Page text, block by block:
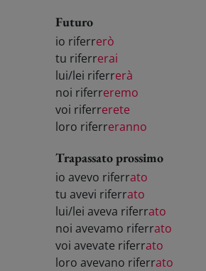
Futuro
io riferrerò
tu riferrerai
lui/lei riferrerà
noi riferreremo
voi riferrerete
loro riferreranno
Trapassato prossimo
io avevo riferrato
tu avevi riferrato
lui/lei aveva riferrato
noi avevamo riferrato
voi avevate riferrato
loro avevano riferrato